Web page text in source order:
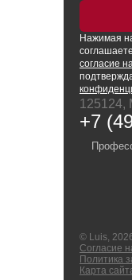
Нажимая
согласие
125124,
+7
© Luis,
Согласие
Политика
Карта